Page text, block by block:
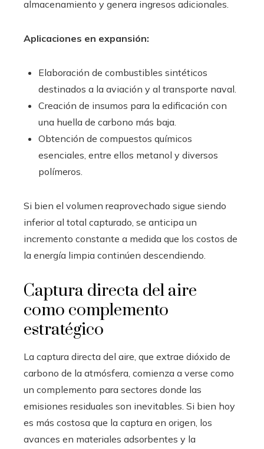
almacenamiento y genera ingresos adicionales.
Aplicaciones en expansión:
Elaboración de combustibles sintéticos
destinados a la aviación y al transporte naval.
Creación de insumos para la edificación con
una huella de carbono más baja.
Obtención de compuestos químicos
esenciales, entre ellos metanol y diversos
polímeros.
Si bien el volumen reaprovechado sigue siendo
inferior al total capturado, se anticipa un
incremento constante a medida que los costos de
la energía limpia continúen descendiendo.
Captura directa del aire
como complemento
estratégico
La captura directa del aire, que extrae dióxido de
carbono de la atmósfera, comienza a verse como
un complemento para sectores donde las
emisiones residuales son inevitables. Si bien hoy
es más costosa que la captura en origen, los
avances en materiales adsorbentes y la